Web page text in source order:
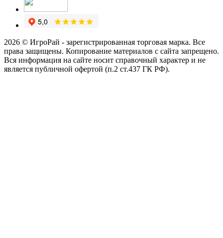
2026 © ИгроРай - зарегистрированная торговая марка. Все
права защищены. Копирование материалов с сайта запрещено.
Вся информация на сайте носит справочный характер и не
является публичной офертой (п.2 ст.437 ГК РФ).